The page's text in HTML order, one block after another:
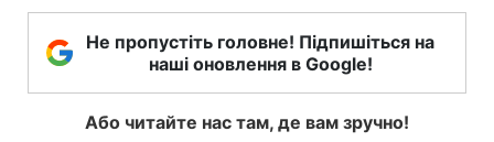
Не пропустіть головне! Підпишіться на
наші оновлення в Google!
Або читайте нас там, де вам зручно!